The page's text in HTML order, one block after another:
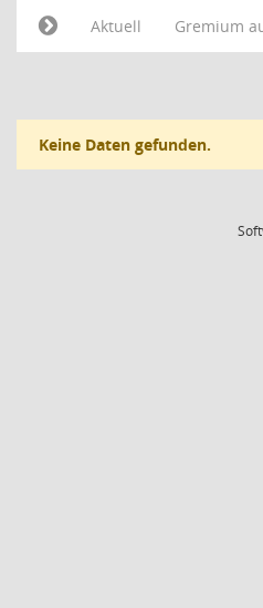
Aktuell
Gremium
Keine Daten gefunden.